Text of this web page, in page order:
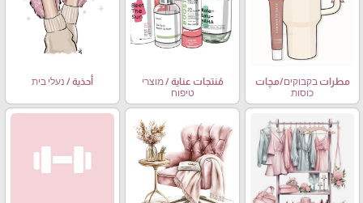
مطرات בקבוקים/مچات
כוסות
مُنتجات عناية / מוצרי
טיפוח
أحذية / נעלי בית